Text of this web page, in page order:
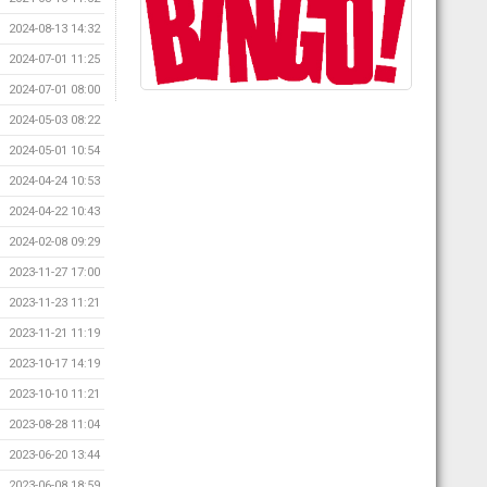
2024-08-13 14:32
2024-07-01 11:25
2024-07-01 08:00
2024-05-03 08:22
2024-05-01 10:54
2024-04-24 10:53
2024-04-22 10:43
2024-02-08 09:29
2023-11-27 17:00
2023-11-23 11:21
2023-11-21 11:19
2023-10-17 14:19
2023-10-10 11:21
2023-08-28 11:04
2023-06-20 13:44